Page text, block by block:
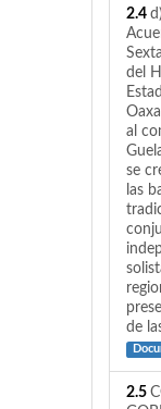
2.4
del
al
se
las
de
2.5